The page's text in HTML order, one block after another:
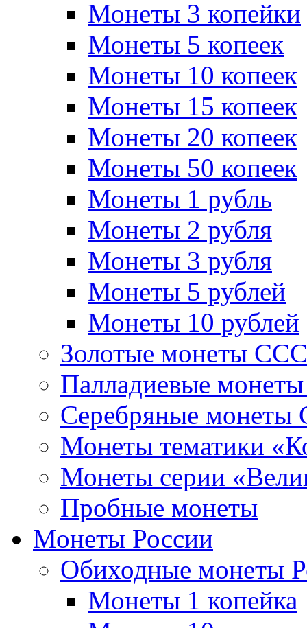
Монеты 3 копейки
Монеты 5 копеек
Монеты 10 копеек
Монеты 15 копеек
Монеты 20 копеек
Монеты 50 копеек
Монеты 1 рубль
Монеты 2 рубля
Монеты 3 рубля
Монеты 5 рублей
Монеты 10 рублей
Золотые монеты
Палладиевые
Серебряные монеты
Монеты тематики
Монеты серии
Пробные монеты
Монеты России
Обиходные монеты
Монеты 1 копейка